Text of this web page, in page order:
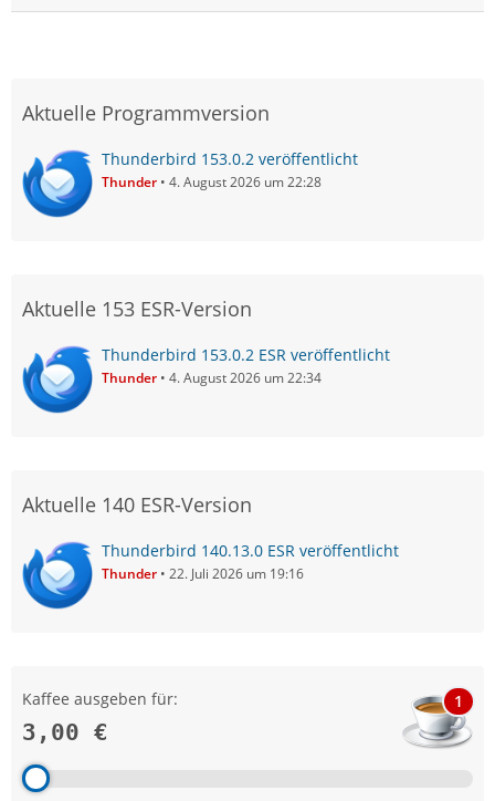
Aktuelle Programmversion
Thunderbird 153.0.2 veröffentlicht
Thunder 4. August 2026 um 22:28
Aktuelle 153 ESR-Version
Thunderbird 153.0.2 ESR veröffentlicht
Thunder 4. August 2026 um 22:34
Aktuelle 140 ESR-Version
Thunderbird 140.13.0 ESR veröffentlicht
Thunder 22. Juli 2026 um 19:16
Kaffee ausgeben für:
3,00 €
1